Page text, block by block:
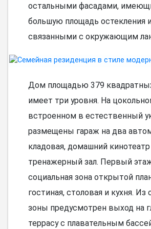
остальными фасадами,
большую площадь остекления
связанными с окружающим
Дом площадью 379
имеет три уровня. На
встроенном в естественный
размещены гараж на два
кладовая, домашний
тренажерный зал. Первый
социальная зона открытой
гостиная, столовая и кухня. Из
зоны предусмотрен выход на
террасу с плавательным